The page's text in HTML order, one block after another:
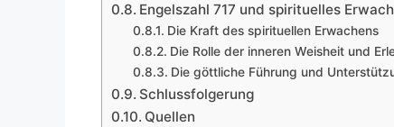
Engelszahl 717 und spirituelles
Die Kraft des spirituellen Erwachens
Die Rolle der inneren Weisheit und
Die göttliche Führung und
Schlussfolgerung
Quellen